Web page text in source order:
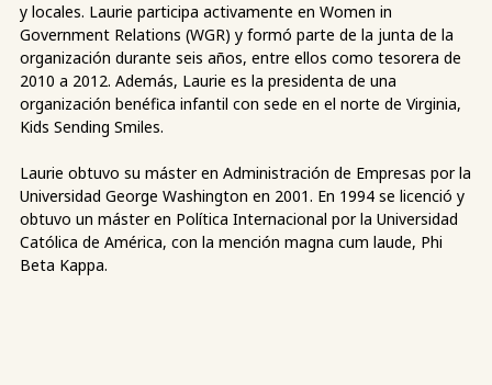
y locales. Laurie participa activamente en Women in
Government Relations (WGR) y formó parte de la junta de la
organización durante seis años, entre ellos como tesorera de
2010 a 2012. Además, Laurie es la presidenta de una
organización benéfica infantil con sede en el norte de Virginia,
Kids Sending Smiles.
Laurie obtuvo su máster en Administración de Empresas por la
Universidad George Washington en 2001. En 1994 se licenció y
obtuvo un máster en Política Internacional por la Universidad
Católica de América, con la mención magna cum laude, Phi
Beta Kappa.